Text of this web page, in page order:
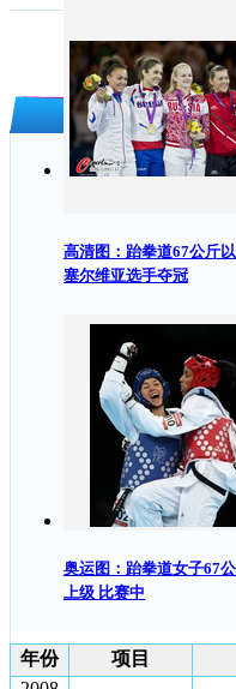
高清图：跆拳道67公斤
塞尔维亚选手夺冠
奥运图：跆拳道女子67
上级 比赛中
年份 项目